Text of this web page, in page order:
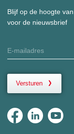
Blijf op de hoogte
voor de nieuwsbrief
Versturen